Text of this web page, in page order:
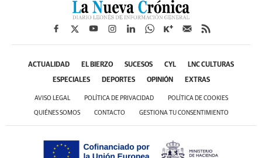
ACTUALIDAD EL BIERZO SUCESOS CYL LNC CULTURAS
ESPECIALES DEPORTES OPINIÓN EXTRAS
AVISO LEGAL POLÍTICA DE PRIVACIDAD POLÍTICA DE COOKIES
QUIÉNES SOMOS CONTACTO GESTIONA TU CONSENTIMIENTO